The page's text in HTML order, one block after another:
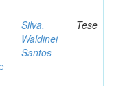
Silva,
Waldinei
Santos
Tese